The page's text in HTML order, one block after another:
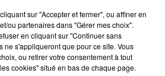
sur "Accepter et fermer", ou affiner en
ou partenaires dans "Gérer mes choix".
en cliquant sur "Continuer sans
ne s'appliqueront que pour ce site. Vous
ou retirer votre consentement à tout
cookies" situé en bas de chaque page.